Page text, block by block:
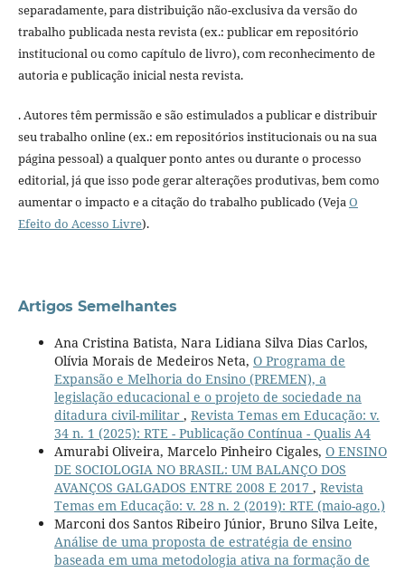
separadamente, para distribuição não-exclusiva da versão do
trabalho publicada nesta revista (ex.: publicar em repositório
institucional ou como capítulo de livro), com reconhecimento de
autoria e publicação inicial nesta revista.
. Autores têm permissão e são estimulados a publicar e distribuir
seu trabalho online (ex.: em repositórios institucionais ou na sua
página pessoal) a qualquer ponto antes ou durante o processo
editorial, já que isso pode gerar alterações produtivas, bem como
aumentar o impacto e a citação do trabalho publicado (VejaO
Efeito do Acesso Livre).
Artigos Semelhantes
Ana Cristina Batista, Nara Lidiana Silva Dias Carlos,
Olívia Morais de Medeiros Neta, O Programa de
Expansão e Melhoria do Ensino (PREMEN), a
legislação educacional e o projeto de sociedade na
ditadura civil-militar , Revista Temas em Educação: v.
34 n. 1 (2025): RTE - Publicação Contínua - Qualis A4
Amurabi Oliveira, Marcelo Pinheiro Cigales, O ENSINO
DE SOCIOLOGIA NO BRASIL: UM BALANÇO DOS
AVANÇOS GALGADOS ENTRE 2008 E 2017 , Revista
Temas em Educação: v. 28 n. 2 (2019): RTE (maio-ago.)
Marconi dos Santos Ribeiro Júnior, Bruno Silva Leite,
Análise de uma proposta de estratégia de ensino
baseada em uma metodologia ativa na formação de